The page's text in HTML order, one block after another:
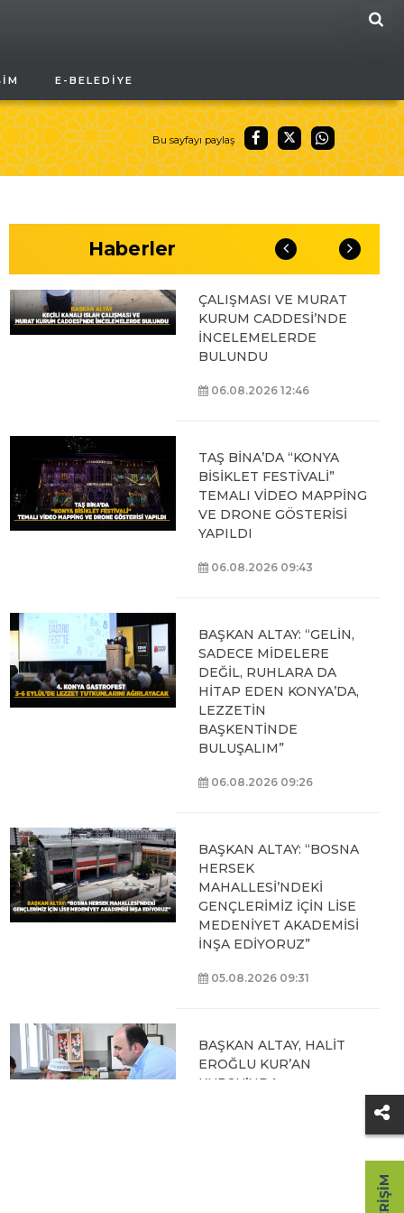
E-BELEDIYE
Bu sayfayı paylaş
Haberler
OYUNLARI’NIN FİNAL
TURUNDA
ÖĞRENCİLERİN
HEYECANINI PAYLAŞTI
BAŞKAN ALTAY, KEÇİLİ
ÇALIŞMASI VE MURAT
KURUM CADDESİ’NDE
İNCELEMELERDE
BULUNDU
06.08.2026 12:46
TAŞ BİNA’DA “KONYA
BİSİKLET FESTİVALİ”
TEMALI VİDEO MAPPİNG
VE DRONE GÖSTERİSİ
YAPILDI
06.08.2026 09:43
BAŞKAN ALTAY: “GELİN,
SADECE MİDELERE
DEĞİL, RUHLARA DA
HİTAP EDEN KONYA’DA,
LEZZETİN
BAŞKENTİNDE
BULUŞALIM”
06.08.2026 09:26
BAŞKAN ALTAY: “BOSNA
HERSEK
MAHALLESİ’NDEKİ
GENÇLERİMİZ İÇİN LİSE
MEDENİYET AKADEMİSİ
İNŞA EDİYORUZ”
05.08.2026 09:31
BAŞKAN ALTAY, HALİT
EROĞLU KUR’AN
KURSU’NDA